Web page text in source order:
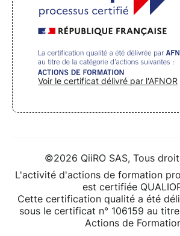
Voir le certificat délivré par l'AFNOR
©2026 QiiRO SAS, Tous
L'activité d'actions de formation
est certifiée
Cette certification qualité a été
sous le certificat n° 106159 au
Actions de